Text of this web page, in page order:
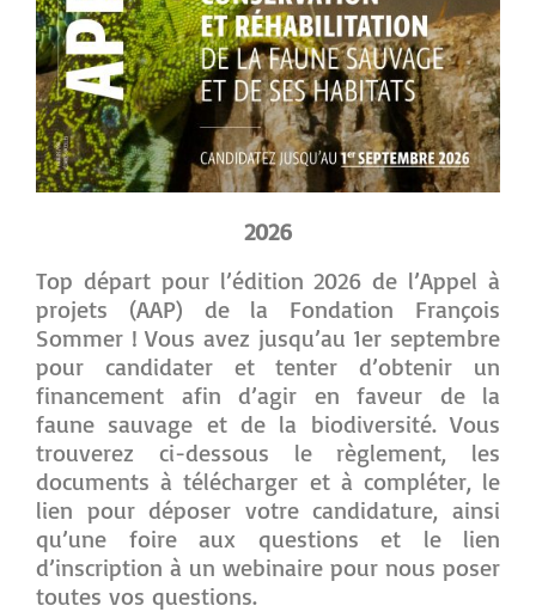
2026
Top départ pour l’édition 2026 de l’Appel à
projets (AAP) de la Fondation François
Sommer ! Vous avez jusqu’au 1er septembre
pour candidater et tenter d’obtenir un
financement afin d’agir en faveur de la
faune sauvage et de la biodiversité. Vous
trouverez ci-dessous le règlement, les
documents à télécharger et à compléter, le
lien pour déposer votre candidature, ainsi
qu’une foire aux questions et le lien
d’inscription à un webinaire pour nous poser
toutes vos questions.